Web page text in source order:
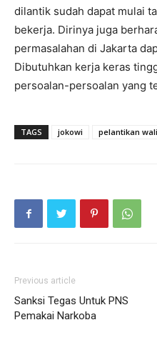
dilantik sudah dapat mulai
bekerja. Dirinya juga
permasalahan di Jakarta
Dibutuhkan kerja keras
persoalan-persoalan yang
TAGS jokowi pelantikan
Previous article
Sanksi Tegas Untuk PNS
Pemakai Narkoba